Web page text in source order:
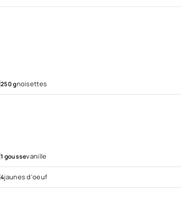
250gnoisettes
1 goussevanille
4jaunes d'oeuf